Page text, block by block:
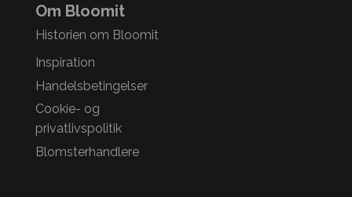
Om Bloomit
Historien om Bloomit
Inspiration
Handelsbetingelser
Cookie- og
privatlivspolitik
Blomsterhandlere